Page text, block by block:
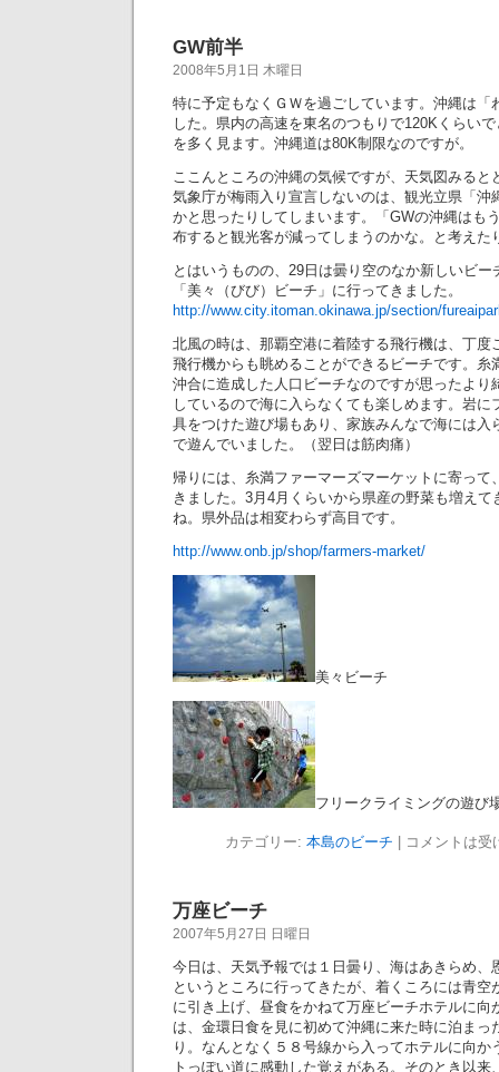
GW前半
2008年5月1日 木曜日
特に予定もなくＧＷを過ごしています。沖縄は「
した。県内の高速を東名のつもりで120Kくらい
を多く見ます。沖縄道は80K制限なのですが。
ここんところの沖縄の気候ですが、天気図みると
気象庁が梅雨入り宣言しないのは、観光立県「沖
かと思ったりしてしまいます。「GWの沖縄はも
布すると観光客が減ってしまうのかな。と考えた
とはいうものの、29日は曇り空のなか新しいビ
「美々（びび）ビーチ」に行ってきました。
http://www.city.itoman.okinawa.jp/section/
北風の時は、那覇空港に着陸する飛行機は、丁度
飛行機からも眺めることができるビーチです。糸
沖合に造成した人口ビーチなのですが思ったより
しているので海に入らなくても楽しめます。岩に
具をつけた遊び場もあり、家族みんなで海には入
で遊んでいました。（翌日は筋肉痛）
帰りには、糸満ファーマーズマーケットに寄って
きました。3月4月くらいから県産の野菜も増え
ね。県外品は相変わらず高目です。
http://www.onb.jp/shop/farmers-market/
美々ビーチ
フリークライミングの遊び
カテゴリー: 本島のビーチ コメントは受
万座ビーチ
2007年5月27日 日曜日
今日は、天気予報では１日曇り、海はあきらめ、
というところに行ってきたが、着くころには青空
に引き上げ、昼食をかねて万座ビーチホテルに向
は、金環日食を見に初めて沖縄に来た時に泊まっ
り。なんとなく５８号線から入ってホテルに向か
トっぽい道に感動した覚えがある。そのとき以